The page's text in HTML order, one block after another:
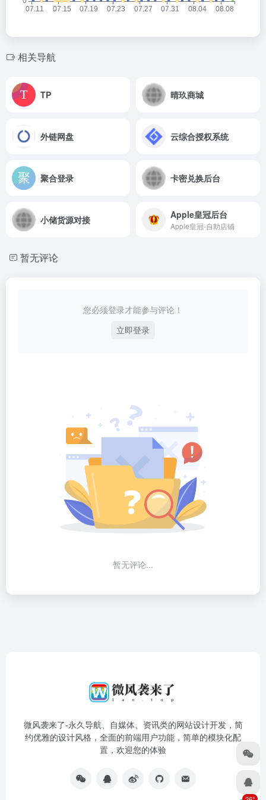
相关导航
TP 晴玖商城
外链网盘 云综合授权系统
聚合登录 卡密兑换后台
小储货源对接 Apple皇冠后台
Apple皇冠-自助店铺
暂无评论
您必须登录才能参与评论！
立即登录
暂无评论...
微风袭来了-永久导航、自媒体、资讯类的网站设计开发，简
约优雅的设计风格，全面的前端用户功能，简单的模块化配
置，欢迎您的体验